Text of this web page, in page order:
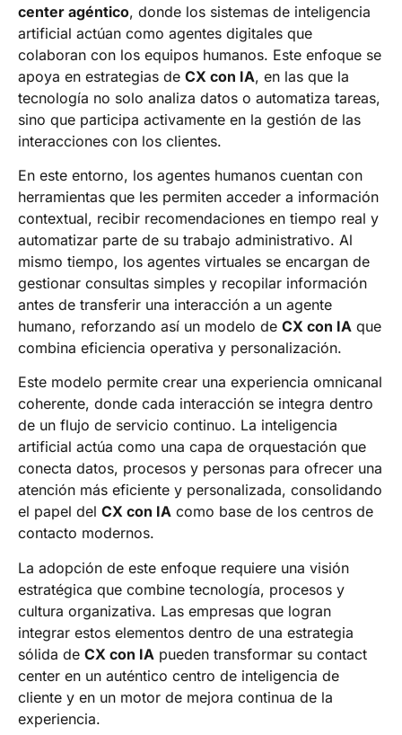
center agéntico, donde los sistemas de inteligencia
artificial actúan como agentes digitales que
colaboran con los equipos humanos. Este enfoque se
apoya en estrategias de CX con IA, en las que la
tecnología no solo analiza datos o automatiza tareas,
sino que participa activamente en la gestión de las
interacciones con los clientes.
En este entorno, los agentes humanos cuentan con
herramientas que les permiten acceder a información
contextual, recibir recomendaciones en tiempo real y
automatizar parte de su trabajo administrativo. Al
mismo tiempo, los agentes virtuales se encargan de
gestionar consultas simples y recopilar información
antes de transferir una interacción a un agente
humano, reforzando así un modelo de CX con IA que
combina eficiencia operativa y personalización.
Este modelo permite crear una experiencia omnicanal
coherente, donde cada interacción se integra dentro
de un flujo de servicio continuo. La inteligencia
artificial actúa como una capa de orquestación que
conecta datos, procesos y personas para ofrecer una
atención más eficiente y personalizada, consolidando
el papel del CX con IA como base de los centros de
contacto modernos.
La adopción de este enfoque requiere una visión
estratégica que combine tecnología, procesos y
cultura organizativa. Las empresas que logran
integrar estos elementos dentro de una estrategia
sólida de CX con IA pueden transformar su contact
center en un auténtico centro de inteligencia de
cliente y en un motor de mejora continua de la
experiencia.